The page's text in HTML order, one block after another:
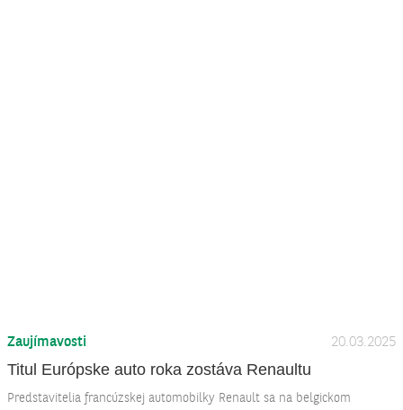
Zaujímavosti 20.03.2025
Titul Európske auto roka zostáva Renaultu
Predstavitelia francúzskej automobilky Renault sa na belgickom